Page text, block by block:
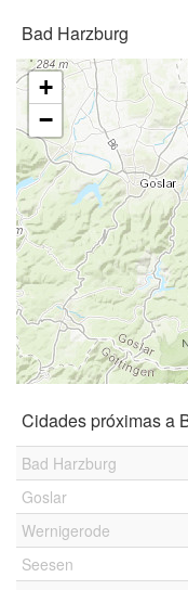
Bad Harzburg
+
−
Cidades próximas a
Bad Harzburg
Goslar
Wernigerode
Seesen